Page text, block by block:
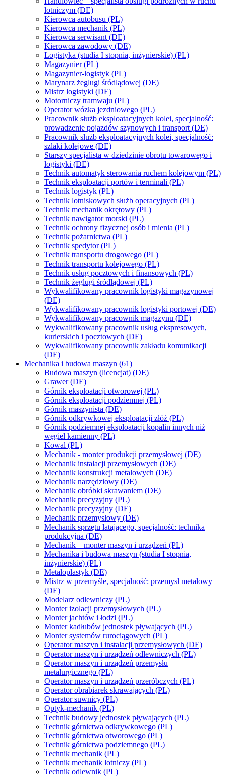
lotniczym (DE)
Kierowca autobusu (PL)
Kierowca mechanik (PL)
Kierowca serwisant (DE)
Kierowca zawodowy (DE)
Logistyka (studia I stopnia, inżynierskie) (PL)
Magazynier (PL)
Magazynier-logistyk (PL)
Marynarz żeglugi śródlądowej (DE)
Mistrz logistyki (DE)
Motorniczy tramwaju (PL)
Operator wózka jezdniowego (PL)
Pracownik służb eksploatacyjnych kolei, specjalność:
prowadzenie pojazdów szynowych i transport (DE)
Pracownik służb eksploatacyjnych kolei, specjalność:
szlaki kolejowe (DE)
Starszy specjalista w dziedzinie obrotu towarowego i
logistyki (DE)
Technik automatyk sterowania ruchem kolejowym (PL)
Technik eksploatacji portów i terminali (PL)
Technik logistyk (PL)
Technik lotniskowych służb operacyjnych (PL)
Technik mechanik okrętowy (PL)
Technik nawigator morski (PL)
Technik ochrony fizycznej osób i mienia (PL)
Technik pożarnictwa (PL)
Technik spedytor (PL)
Technik transportu drogowego (PL)
Technik transportu kolejowego (PL)
Technik usług pocztowych i finansowych (PL)
Technik żeglugi śródlądowej (PL)
Wykwalifikowany pracownik logistyki magazynowej
(DE)
Wykwalifikowany pracownik logistyki portowej (DE)
Wykwalifikowany pracownik magazynu (DE)
Wykwalifikowany pracownik usług ekspresowych,
kurierskich i pocztowych (DE)
Wykwalifikowany pracownik zakładu komunikacji
(DE)
Mechanika i budowa maszyn (61)
Budowa maszyn (licencjat) (DE)
Grawer (DE)
Górnik eksploatacji otworowej (PL)
Górnik eksploatacji podziemnej (PL)
Górnik maszynista (DE)
Górnik odkrywkowej eksploatacji złóż (PL)
Górnik podziemnej eksploatacji kopalin innych niż
węgiel kamienny (PL)
Kowal (PL)
Mechanik - monter produkcji przemysłowej (DE)
Mechanik instalacji przemysłowych (DE)
Mechanik konstrukcji metalowych (DE)
Mechanik narzędziowy (DE)
Mechanik obróbki skrawaniem (DE)
Mechanik precyzyjny (PL)
Mechanik precyzyjny (DE)
Mechanik przemysłowy (DE)
Mechanik sprzętu latającego, specjalność: technika
produkcyjna (DE)
Mechanik – monter maszyn i urządzeń (PL)
Mechanika i budowa maszyn (studia I stopnia,
inżynierskie) (PL)
Metaloplastyk (DE)
Mistrz w przemyśle, specjalność: przemysł metalowy
(DE)
Modelarz odlewniczy (PL)
Monter izolacji przemysłowych (PL)
Monter jachtów i łodzi (PL)
Monter kadłubów jednostek pływających (PL)
Monter systemów rurociągowych (PL)
Operator maszyn i instalacji przemysłowych (DE)
Operator maszyn i urządzeń odlewniczych (PL)
Operator maszyn i urządzeń przemysłu
metalurgicznego (PL)
Operator maszyn i urządzeń przeróbczych (PL)
Operator obrabiarek skrawających (PL)
Operator suwnicy (PL)
Optyk-mechanik (PL)
Technik budowy jednostek pływających (PL)
Technik górnictwa odkrywkowego (PL)
Technik górnictwa otworowego (PL)
Technik górnictwa podziemnego (PL)
Technik mechanik (PL)
Technik mechanik lotniczy (PL)
Technik odlewnik (PL)